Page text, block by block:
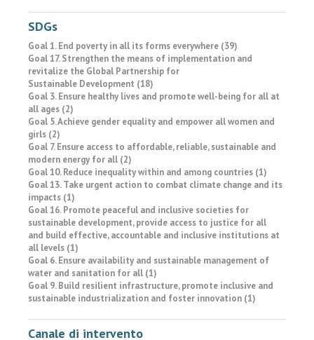
SDGs
Goal 1. End poverty in all its forms everywhere (39)
Goal 17. Strengthen the means of implementation and
revitalize the Global Partnership for
Sustainable Development (18)
Goal 3. Ensure healthy lives and promote well-being for all at
all ages (2)
Goal 5. Achieve gender equality and empower all women and
girls (2)
Goal 7. Ensure access to affordable, reliable, sustainable and
modern energy for all (2)
Goal 10. Reduce inequality within and among countries (1)
Goal 13. Take urgent action to combat climate change and its
impacts (1)
Goal 16. Promote peaceful and inclusive societies for
sustainable development, provide access to justice for all
and build effective, accountable and inclusive institutions at
all levels (1)
Goal 6. Ensure availability and sustainable management of
water and sanitation for all (1)
Goal 9. Build resilient infrastructure, promote inclusive and
sustainable industrialization and foster innovation (1)
Canale di intervento